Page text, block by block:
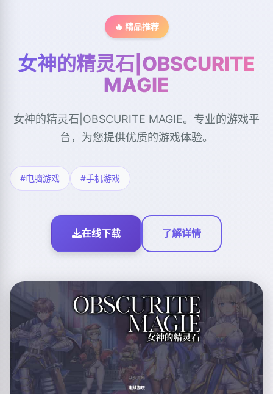
🔥 精品推荐
女神的精灵石|OBSCURITE
MAGIE
女神的精灵石|OBSCURITE MAGIE。专业的游戏平
台，为您提供优质的游戏体验。
#电脑游戏 #手机游戏
在线下载 了解详情